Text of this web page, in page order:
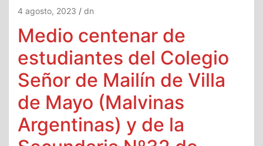
4 agosto, 2023 dn
Medio centenar de
estudiantes del Colegio
Señor de Mailín de Villa
de Mayo (Malvinas
Argentinas) y de la